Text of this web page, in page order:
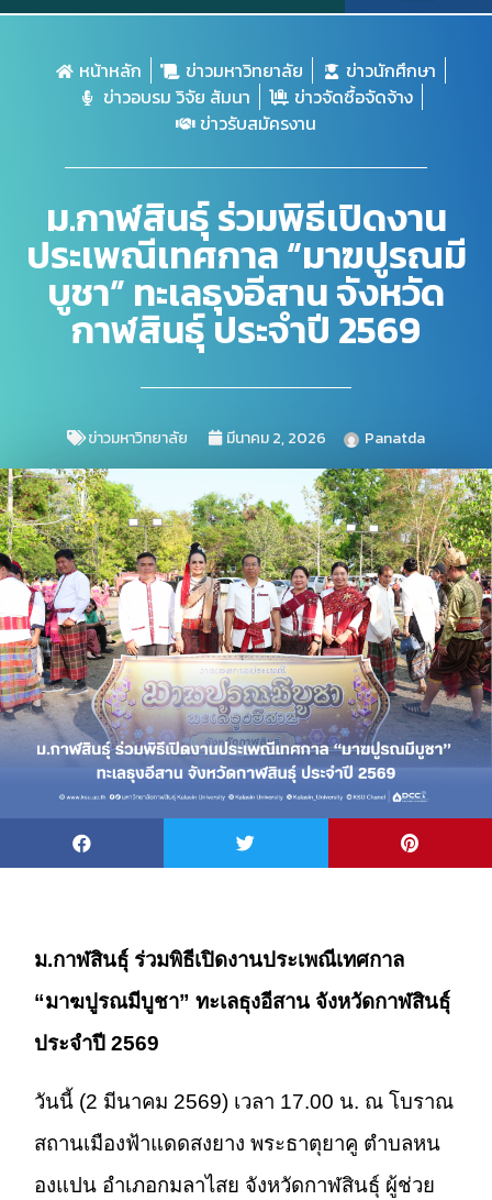
หน้าหลัก ข่าวมหาวิทยาลัย
ข่าวนักศึกษา
ข่าวอบรม วิจัย สัมนา
ข่าวจัดซื้อจัดจ้าง
ข่าวรับสมัครงาน
ม.กาฬสินธุ์ ร่วมพิธีเปิดงาน
ประเพณีเทศกาล “มาฆปูรณมี
บูชา” ทะเลธุงอีสาน จังหวัด
กาฬสินธุ์ ประจำปี 2569
ข่าวมหาวิทยาลัย มีนาคม 2, 2026 Panatda
ม.กาฬสินธุ์ ร่วมพิธีเปิดงานประเพณีเทศกาล
“มาฆปูรณมีบูชา” ทะเลธุงอีสาน จังหวัดกาฬสินธุ์
ประจำปี 2569
วันนี้ (2 มีนาคม 2569) เวลา 17.00 น. ณ โบราณ
สถานเมืองฟ้าแดดสงยาง พระธาตุยาคู ตำบลหน
องแปน อำเภอกมลาไสย จังหวัดกาฬสินธุ์ ผู้ช่วย